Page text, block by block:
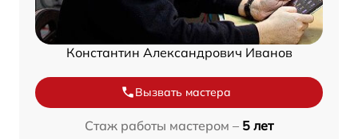
Константин Александрович Иванов
Вызвать мастера
Стаж работы мастером – 5 лет